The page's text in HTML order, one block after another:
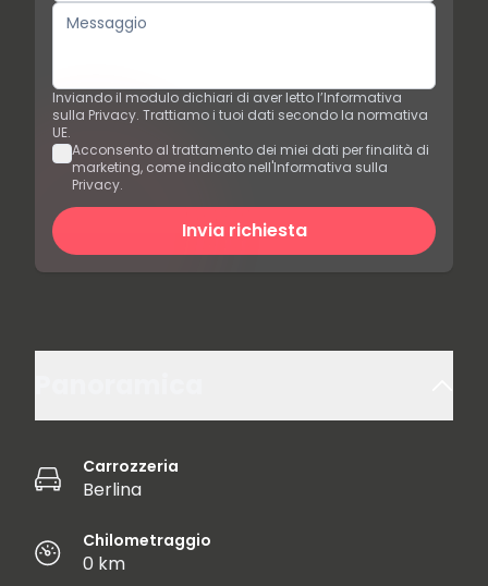
Inviando il modulo dichiari di aver letto l’Informativa
sulla Privacy. Trattiamo i tuoi dati secondo la normativa
UE.
Acconsento al trattamento dei miei dati per finalità di
marketing, come indicato nell'Informativa sulla
Privacy.
Invia richiesta
Carrozzeria
Berlina
Chilometraggio
0 km